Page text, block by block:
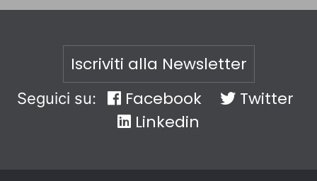
Iscriviti alla Newsletter
Seguici su: Facebook
Twitter
Linkedin